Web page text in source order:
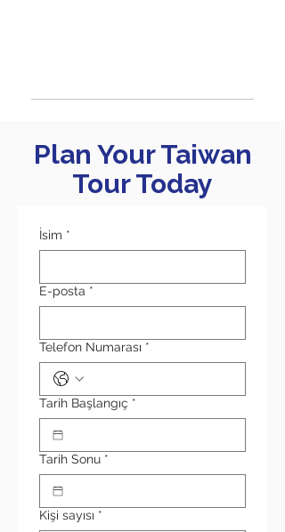
Plan Your Taiwan
Tour Today
İsim *
E-posta *
Telefon Numarası *
Tarih Başlangıç *
Tarih Sonu *
Kişi sayısı *